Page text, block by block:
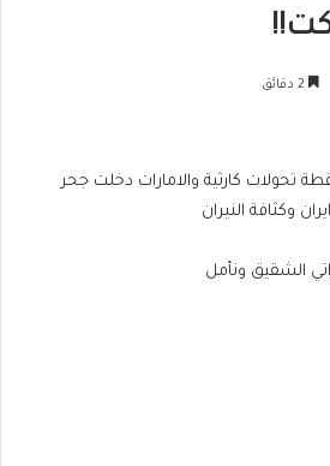
تحولات كارثية والامارات دخلت جحر
وكثافة النيران
الشقيق ونأمل